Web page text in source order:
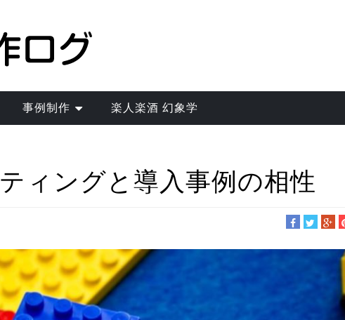
事例制作 楽人楽酒 幻象学
ィングと導入事例の相性